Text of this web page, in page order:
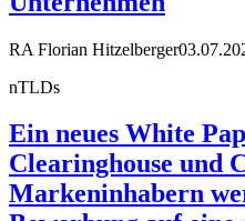
RA Florian Hitzelberger
nTLDs
Ein neues White
Clearinghouse und
Markeninhabern